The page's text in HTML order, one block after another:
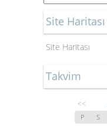
Site Haritası
Site Haritası
Takvim
<<
P S